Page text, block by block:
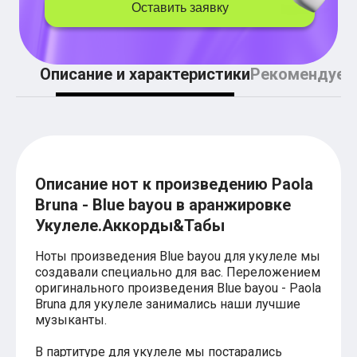
Легкие аккорды (простые песни)
Аккорды со словами (вокал)
Поп
BEARWOLF
Мари Краймбрери
Комната культуры
XOLIDAYBOY
Монеточка
Анжелика Варум
Алексей Чумаков
Леонид Агутин
Саундтрек
Тематические
Из фильмов
Аватар: Путь воды
Оставить заявку
Описание и характеристикиРекомендуем
Описание нот к произведению Paola
Bruna - Blue bayou в аранжировке
Укулеле.Аккорды&Табы
Ноты произведения Blue bayou для укулеле мы
создавали специально для вас. Переложением
оригинального произведения Blue bayou - Paola
Bruna для укулеле занимались наши лучшие
музыканты.
В партитуре для укулеле мы постарались